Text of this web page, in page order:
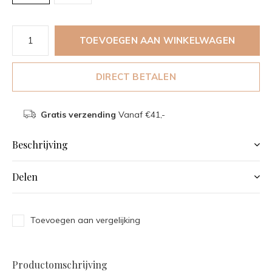
TOEVOEGEN AAN WINKELWAGEN
DIRECT BETALEN
Gratis verzending Vanaf €41,-
Beschrijving
Delen
Toevoegen aan vergelijking
Productomschrijving